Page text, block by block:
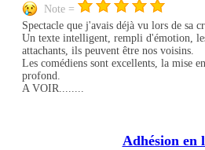
Note =
Spectacle que j'avais déjà vu lors de sa
Un texte intelligent, rempli d'émotion,
attachants, ils peuvent être nos voisins.
Les comédiens sont excellents, la mise
profond.
A VOIR........
Adhésion en